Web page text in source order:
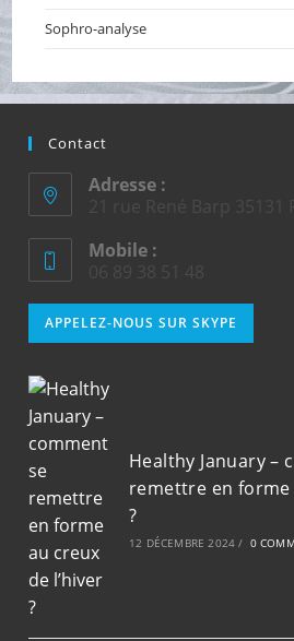
Sophro-analyse
Contact
Adresse :
21 rue René Barp 35131
Mobile :
06 89 38 51 48
APPELEZ-NOUS SUR SKYPE
dans
Healthy January –
remettre en forme
?
12 DÉCEMBRE 2024 / 0